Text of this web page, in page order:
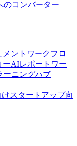
のコンバーター
メントワークフロ
ーAIレポートワー
ーニングハブ
けスタートアップ向